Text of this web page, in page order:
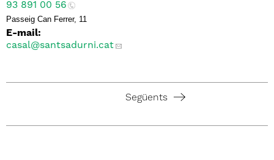
93 891 00 56
Passeig Can Ferrer, 11
E-mail:
casal@santsadurni.cat
Següents